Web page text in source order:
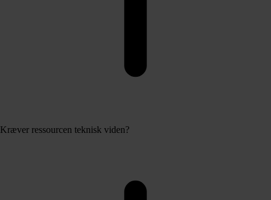
Kræver ressourcen teknisk viden?